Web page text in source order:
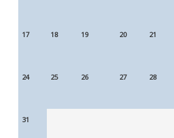
17 18 19 20 21
24 25 26 27 28
31